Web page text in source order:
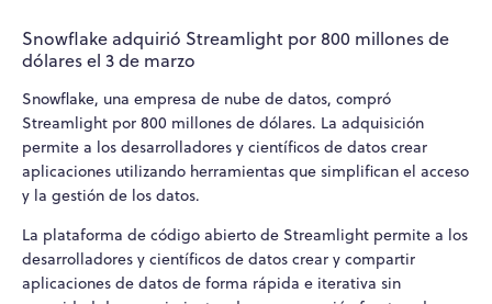
Snowflake adquirió Streamlight por 800 millones de
dólares el 3 de marzo
Snowflake, una empresa de nube de datos, compró
Streamlight por 800 millones de dólares. La adquisición
permite a los desarrolladores y científicos de datos crear
aplicaciones utilizando herramientas que simplifican el acceso
y la gestión de los datos.
La plataforma de código abierto de Streamlight permite a los
desarrolladores y científicos de datos crear y compartir
aplicaciones de datos de forma rápida e iterativa sin